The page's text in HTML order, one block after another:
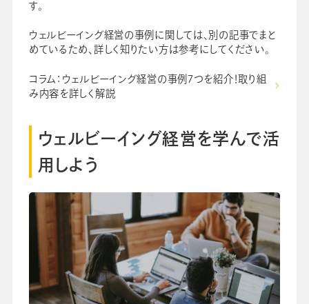
す。
ウェルビーイング経営の事例に関しては、別の記事でまと
めているため、詳しく知りたい方は参考にしてください。
コラム：ウェルビーイング経営の事例7つを紹介！取り組
み内容を詳しく解説
ウェルビーイング経営を学んで活
用しよう